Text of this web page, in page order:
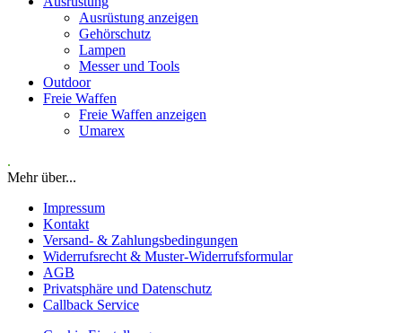
Ausrüstung anzeigen
Gehörschutz
Lampen
Messer und Tools
Outdoor
Freie Waffen
Freie Waffen anzeigen
Umarex
.
Mehr über...
Impressum
Kontakt
Versand- & Zahlungsbedingungen
Widerrufsrecht & Muster-Widerrufsformular
AGB
Privatsphäre und Datenschutz
Callback Service